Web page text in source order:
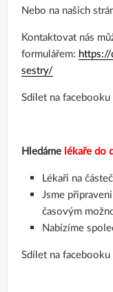
Nebo na našich
Kontaktovat nás
formulářem: https://
sestry/
Sdílet na
Hledáme lékaře do
Lékaři na
Jsme
časovým
Nabízíme
Sdílet na